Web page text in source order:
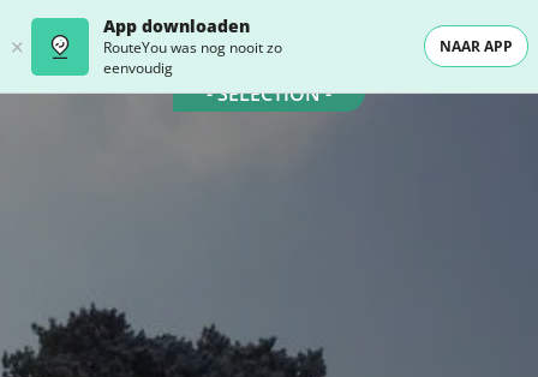
App downloaden
RouteYou was nog nooit zo
eenvoudig
NAAR APP
- SELECTION -